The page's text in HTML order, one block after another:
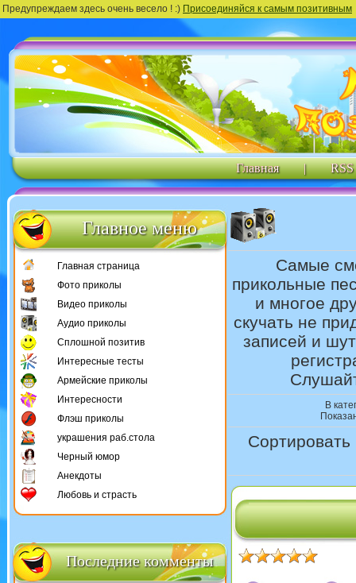
Предупреждаем здесь очень весело ! :) Присоединяйся к самым позитивным
Главная | RSS
Главное меню
Главная страница
Фото приколы
Видео приколы
Аудио приколы
Сплошной позитив
Интересные тесты
Армейские приколы
Интересности
Флэш приколы
украшения раб.стола
Черный юмор
Анекдоты
Любовь и страсть
Последние комменты
Самые
прикольные
и многое
скучать не
записей и
В
Сортировать